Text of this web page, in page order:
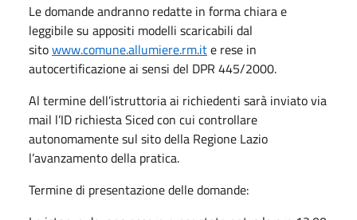
Le domande andranno redatte in forma chiara e
leggibile su appositi modelli scaricabili dal
sitowww.comune.allumiere.rm.ite rese in
autocertificazione ai sensi del DPR 445/2000.
Al termine dell’istruttoria ai richiedenti sarà inviato via
mail l’ID richiesta Siced con cui controllare
autonomamente sul sito della Regione Lazio
l’avanzamento della pratica.
Termine di presentazione delle domande: